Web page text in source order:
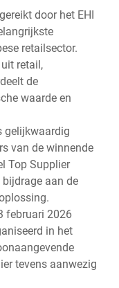
door het EHI
retailsector.
retail,
de
waarde en
gelijkwaardig
van de winnende
Top Supplier
aan de
februari 2026
in het
tevens aanwezig